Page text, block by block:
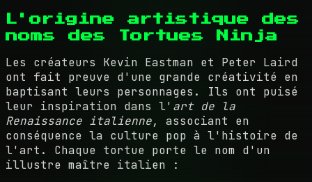
L'origine artistique des
noms des Tortues Ninja
Les créateurs Kevin Eastman et Peter Laird
ont fait preuve d'une grande créativité en
baptisant leurs personnages. Ils ont puisé
leur inspiration dans l' art de la
Renaissance italienne, associant en
conséquence la culture pop à l'histoire de
l'art. Chaque tortue porte le nom d'un
illustre maître italien :